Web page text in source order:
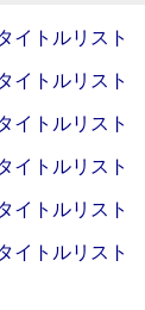
イトルリスト
イトルリスト
イトルリスト
イトルリスト
イトルリスト
イトルリスト